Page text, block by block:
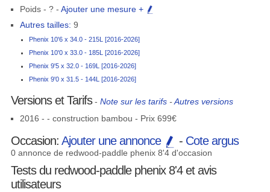
Poids - ? - Ajouter une mesure +
Autres tailles: 9
Phenix 10'6 x 34.0 - 215L [2016-2026]
Phenix 10'0 x 33.0 - 185L [2016-2026]
Phenix 9'5 x 32.0 - 169L [2016-2026]
Phenix 9'0 x 31.5 - 144L [2016-2026]
Versions et Tarifs- Note sur les tarifs-Autres versions
2016 - - construction bambou - Prix 699€
Occasion: Ajouter une annonce - Cote argus
0 annonce de redwood-paddle phenix 8'4 d'occasion
Tests du redwood-paddle phenix 8'4 et avis
utilisateurs